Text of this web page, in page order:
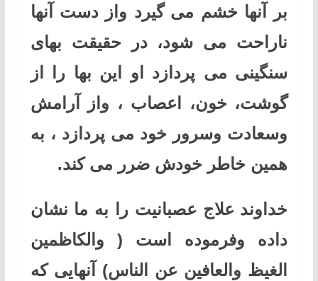
بر آنها خشم می گیرد واز دست آنها
ناراحت می شود، در حقیقت بهای
سنگینی می پردازد او این بها را از
گوشت، خون، اعصاب ، واز آرامش
وسعادت وسرور خود می پردازد ، به
همین خاطر خودش ضرر می کند.
خداوند علاج عصبانیت را به ما نشان
داده وفرموده است ( والکاظمین
الغیظ والعافین عن الناس) آنهایی که